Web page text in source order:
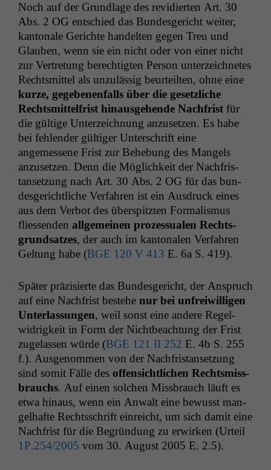
Noch auf der Grund­lage des rev­i­dierten Art. 30
Abs. 2 OG entsch­ied das Bun­des­gericht weit­er,
kan­tonale Gerichte han­del­ten gegen Treu und
Glauben, wenn sie ein nicht oder von ein­er nicht
zur Vertre­tung berechtigten Per­son unterze­ich­netes
Rechtsmit­tel als unzuläs­sig beurteil­ten, ohne eine
kurze, gegebe­nen­falls über die geset­zliche
Rechtsmit­tel­frist hin­aus­ge­hende Nach­frist für
die gültige Unterze­ich­nung anzuset­zen. Es habe
bei fehlen­der gültiger Unter­schrift eine
angemessene Frist zur Behe­bung des Man­gels
anzuset­zen. Denn die Möglichkeit der Nach­fris­
tanset­zung nach Art. 30 Abs. 2 OG für das bun­
des­gerichtliche Ver­fahren ist ein Aus­druck eines
aus dem Ver­bot des über­spitzten For­mal­is­mus
fliessenden all­ge­meinen prozes­sualen Rechts­
grund­satzes, der auch im kan­tonalen Ver­fahren
Gel­tung habe (BGE 120 V 413 E. 6a S. 419).
Später präzisierte das Bun­des­gericht, der Anspruch
auf eine Nach­frist beste­he nur bei unfrei­willi­gen
Unter­las­sun­gen, weil son­st eine andere Regel­
widrigkeit in Form der Nicht­beach­tung der Frist
zuge­lassen würde (BGE 121 II 252 E. 4b S. 255
f.). Ausgenom­men von der Nach­fris­tanset­zung
sind somit Fälle des offen­sichtlichen Rechtsmiss­
brauchs. Auf einen solchen Miss­brauch läuft es
etwa hin­aus, wenn ein Anwalt eine bewusst man­
gel­hafte Rechtss­chrift ein­re­icht, um sich damit eine
Nach­frist für die Begrün­dung zu erwirken (Urteil
1P.254/2005 vom 30. August 2005 E. 2.5).